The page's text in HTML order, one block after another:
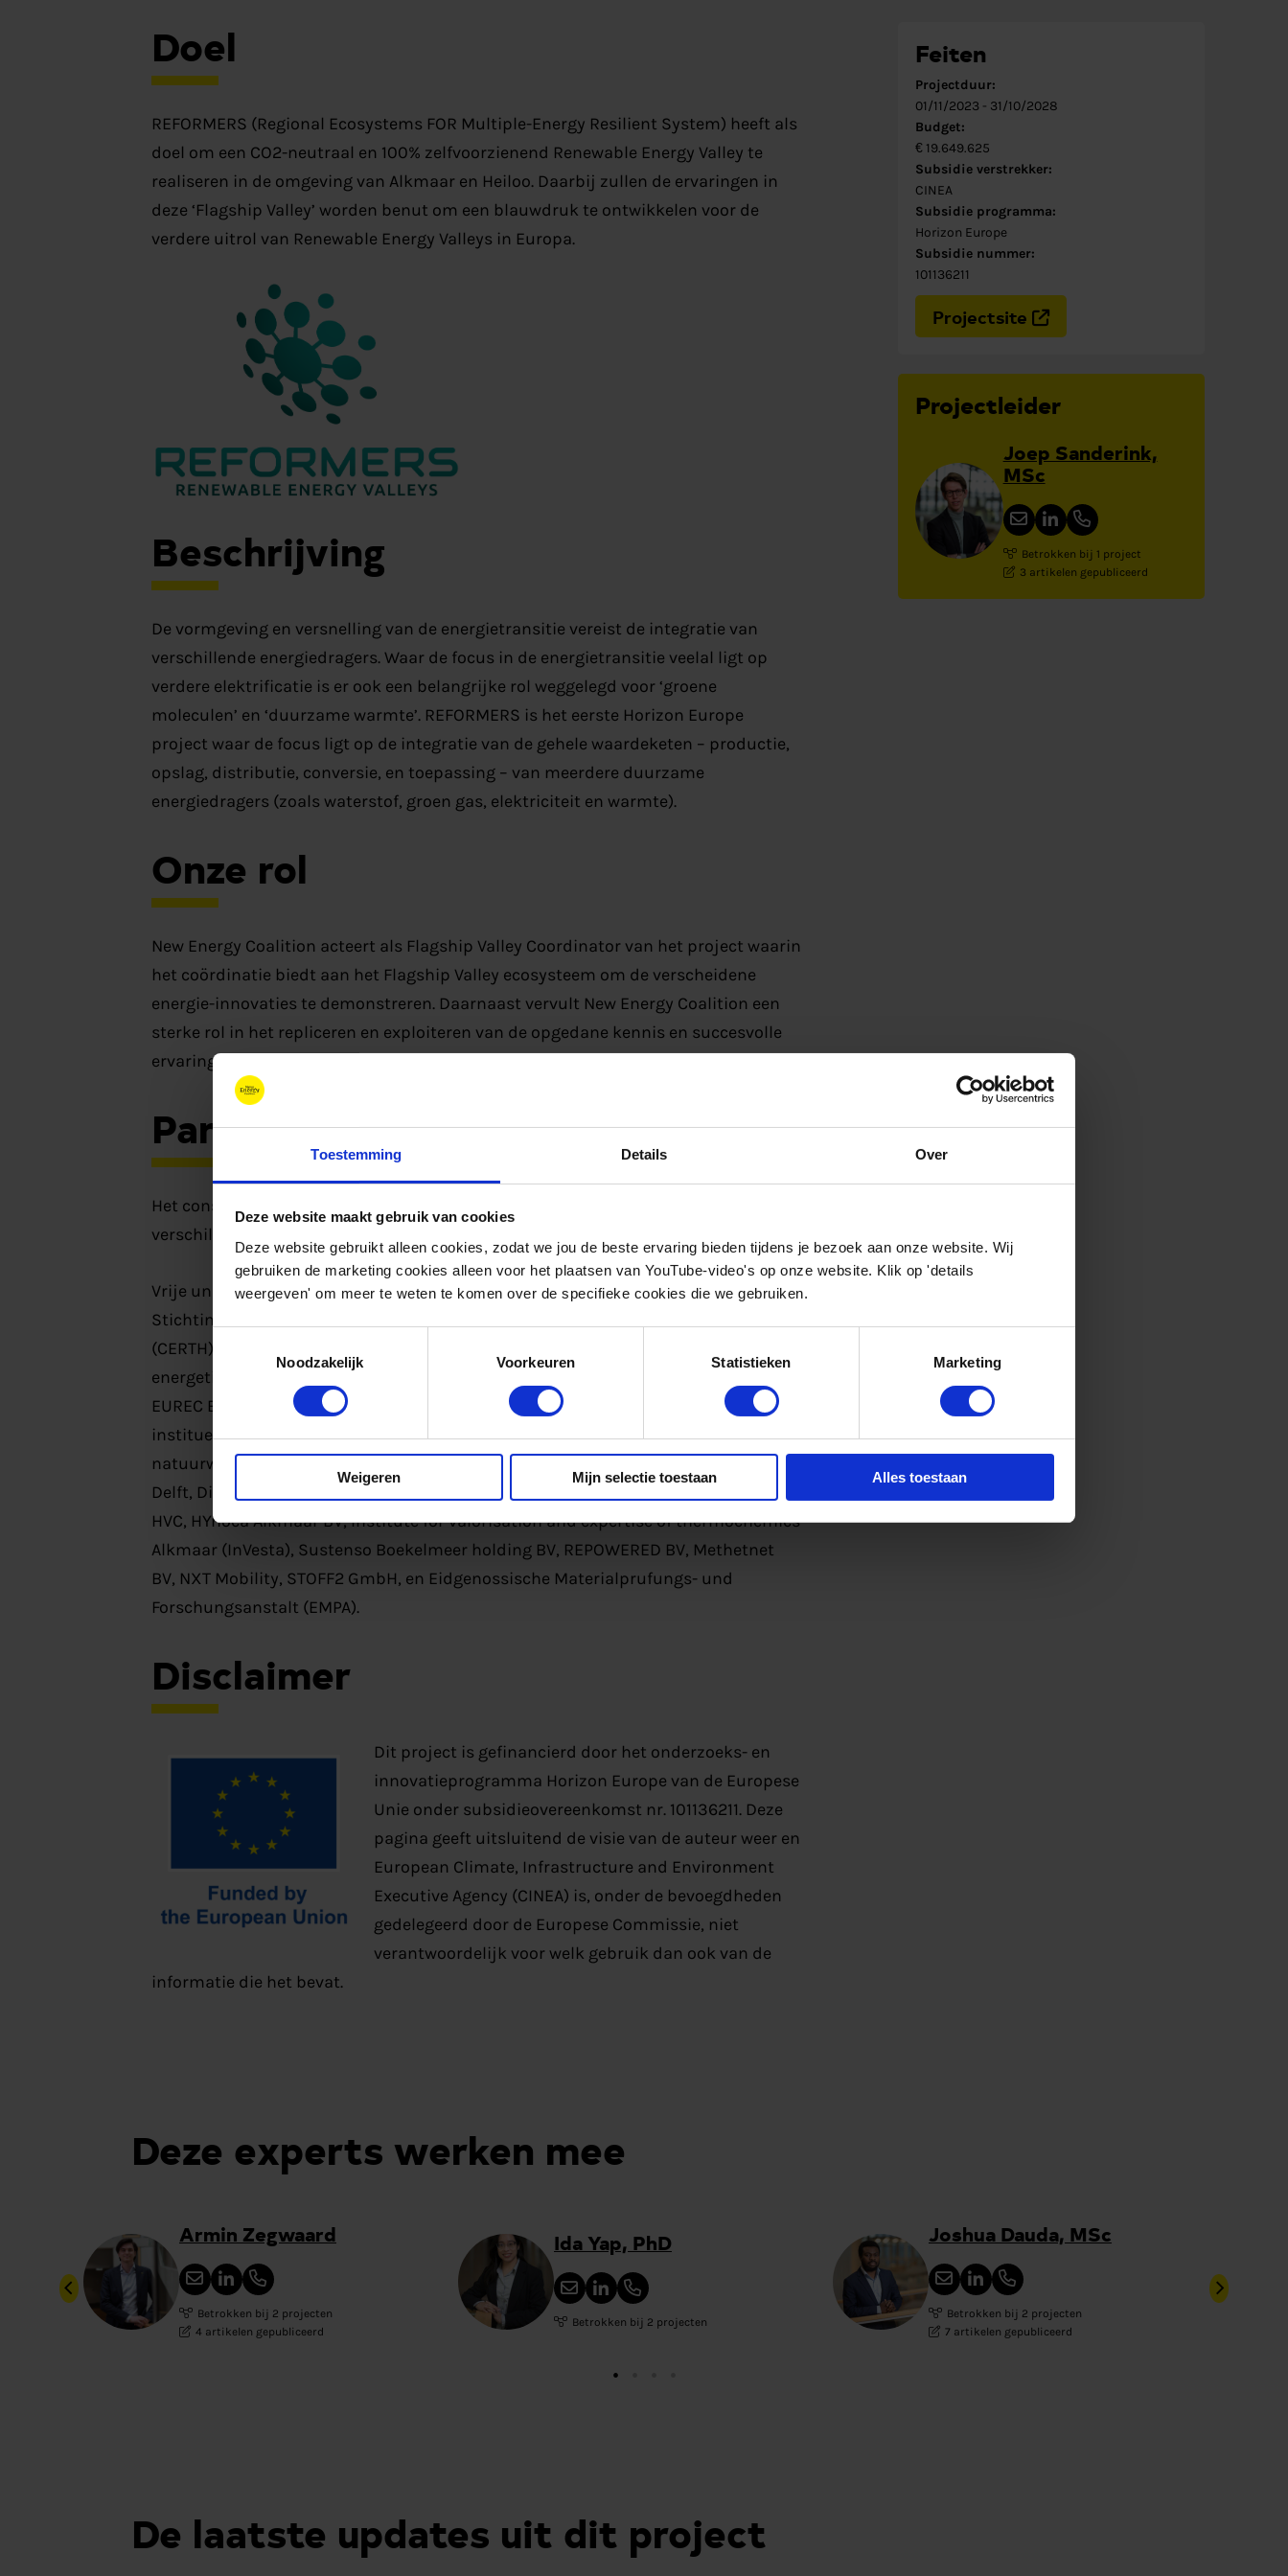
Toestemming Details Over
Deze website maakt gebruik van cookies
Deze website gebruikt alleen cookies, zodat we jou de beste ervaring bieden tijdens je bezoek aan onze website. Wij
gebruiken de marketing cookies alleen voor het plaatsen van YouTube-video's op onze website. Klik op 'details
weergeven' om meer te weten te komen over de specifieke cookies die we gebruiken.
Noodzakelijk
Voorkeuren Statistieken Marketing
Weigeren Mijn selectie toestaan Alles toestaan
Doel
REFORMERS (Regional Ecosystems FOR Multiple-Energy Resilient System) heeft als
doel om een CO2-neutraal en 100% zelfvoorzienend Renewable Energy Valley te
realiseren in de omgeving van Alkmaar en Heiloo. Daarbij zullen de ervaringen in
deze ‘Flagship Valley’ worden benut om een blauwdruk te ontwikkelen voor de
verdere uitrol van Renewable Energy Valleys in Europa.
Beschrijving
De vormgeving en versnelling van de energietransitie vereist de integratie van
verschillende energiedragers. Waar de focus in de energietransitie veelal ligt op
verdere elektrificatie is er ook een belangrijke rol weggelegd voor ‘groene
moleculen’ en ‘duurzame warmte’. REFORMERS is het eerste Horizon Europe
project waar de focus ligt op de integratie van de gehele waardeketen – productie,
opslag, distributie, conversie, en toepassing – van meerdere duurzame
energiedragers (zoals waterstof, groen gas, elektriciteit en warmte).
Onze rol
New Energy Coalition acteert als Flagship Valley Coordinator van het project waarin
het coördinatie biedt aan het Flagship Valley ecosysteem om de verscheidene
energie-innovaties te demonstreren. Daarnaast vervult New Energy Coalition een
sterke rol in het repliceren en exploiteren van de opgedane kennis en succesvolle
ervaringen naar andere Renewable Energy Valleys.
Partners
Het consortium bestaat uit naast New Energy Coalition uit 27 andere partijen uit 10
verschillende landen:
Vrije universiteit Brussel (VUB), AIT Austrian institute of Technology GMBH,
Stichting duurzaam Heiloo, Ethniko kentro erevnas kai technologikis anaptyxis
(CERTH), Fundacion circe centro de investigacion de recursos y consumos
energeticos (CIRCE), Konin-miasto na prawach powiatu, Dender Durme en Schelde,
EUREC EESV, Narodowa agencja poszanowania energii sa (NAPE), Rise research
institues of Sweden AB, Nederlandse organisatie voor toegepast
natuurwetenschappelijk onderzoek (TNO), Deep blue SRL, Technische universiteit
Delft, Dimos Kozanis (MoK), Holzwelt Murau, Alliander NV, Gemeente Alkmaar, NV
HVC, HYnoca Alkmaar BV, Institute for valorisation and expertise of thermochemics
Alkmaar (InVesta), Sustenso Boekelmeer holding BV, REPOWERED BV, Methetnet
BV, NXT Mobility, STOFF2 GmbH, en Eidgenossische Materialprufungs- und
Forschungsanstalt (EMPA).
Disclaimer
Dit project is gefinancierd door het onderzoeks- en
innovatieprogramma Horizon Europe van de Europese
Unie onder subsidieovereenkomst nr. 101136211. Deze
pagina geeft uitsluitend de visie van de auteur weer en
European Climate, Infrastructure and Environment
Executive Agency (CINEA) is, onder de bevoegdheden
gedelegeerd door de Europese Commissie, niet
verantwoordelijk voor welk gebruik dan ook van de
informatie die het bevat.
Feiten
Projectduur:
01/11/2023 - 31/10/2028
Budget:
€ 19.649.625
Subsidie verstrekker:
CINEA
Subsidie programma:
Horizon Europe
Subsidie nummer:
101136211
Projectsite
Projectleider
Joep Sanderink,
MSc
Betrokken bij 1 project
3 artikelen gepubliceerd
Deze experts werken mee
Armin Zegwaard
Betrokken bij 2 projecten
4 artikelen gepubliceerd
Ida Yap, PhD
Betrokken bij 2 projecten
Joshua Dauda, MSc
Betrokken bij 2 projecten
7 artikelen gepubliceerd
De laatste updates uit dit project